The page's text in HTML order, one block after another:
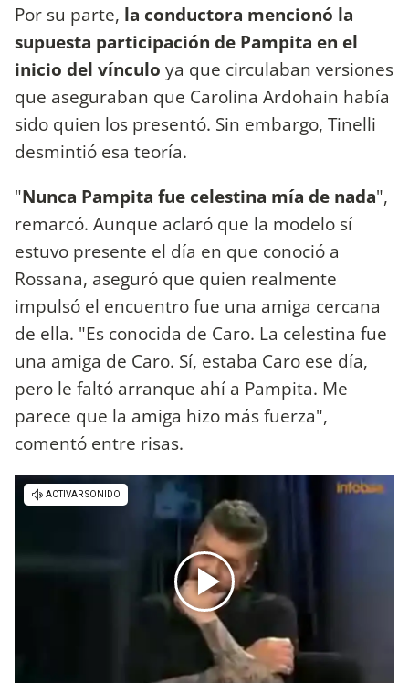
Por su parte, la conductora mencionó la
supuesta participación de Pampita en el
inicio del vínculo ya que circulaban versiones
que aseguraban que Carolina Ardohain había
sido quien los presentó. Sin embargo, Tinelli
desmintió esa teoría.
"Nunca Pampita fue celestina mía de nada",
remarcó. Aunque aclaró que la modelo sí
estuvo presente el día en que conoció a
Rossana, aseguró que quien realmente
impulsó el encuentro fue una amiga cercana
de ella. "Es conocida de Caro. La celestina fue
una amiga de Caro. Sí, estaba Caro ese día,
pero le faltó arranque ahí a Pampita. Me
parece que la amiga hizo más fuerza",
comentó entre risas.